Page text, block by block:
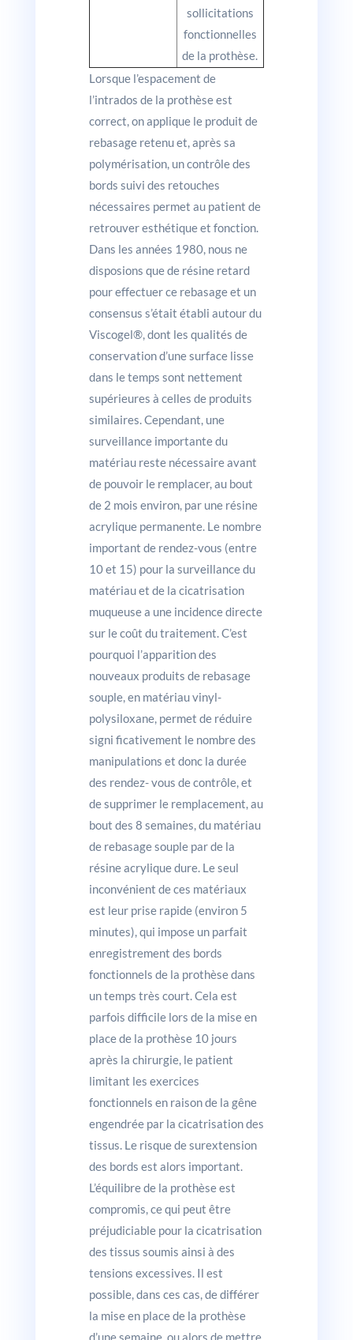
sollicitations
fonctionnelles
de la prothèse.
Lorsque l’espacement de
l’intrados de la prothèse est
correct, on applique le produit de
rebasage retenu et, après sa
polymérisation, un contrôle des
bords suivi des retouches
nécessaires permet au patient de
retrouver esthétique et fonction.
Dans les années 1980, nous ne
disposions que de résine retard
pour effectuer ce rebasage et un
consensus s’était établi autour du
Viscogel®, dont les qualités de
conservation d’une surface lisse
dans le temps sont nettement
supérieures à celles de produits
similaires. Cependant, une
surveillance importante du
matériau reste nécessaire avant
de pouvoir le remplacer, au bout
de 2 mois environ, par une résine
acrylique permanente. Le nombre
important de rendez-vous (entre
10 et 15) pour la surveillance du
matériau et de la cicatrisation
muqueuse a une incidence directe
sur le coût du traitement. C’est
pourquoi l’apparition des
nouveaux produits de rebasage
souple, en matériau vinyl-
polysiloxane, permet de réduire
signi ficativement le nombre des
manipulations et donc la durée
des rendez- vous de contrôle, et
de supprimer le remplacement, au
bout des 8 semaines, du matériau
de rebasage souple par de la
résine acrylique dure. Le seul
inconvénient de ces matériaux
est leur prise rapide (environ 5
minutes), qui impose un parfait
enregistrement des bords
fonctionnels de la prothèse dans
un temps très court. Cela est
parfois difficile lors de la mise en
place de la prothèse 10 jours
après la chirurgie, le patient
limitant les exercices
fonctionnels en raison de la gêne
engendrée par la cicatrisation des
tissus. Le risque de surextension
des bords est alors important.
L’équilibre de la prothèse est
compromis, ce qui peut être
préjudiciable pour la cicatrisation
des tissus soumis ainsi à des
tensions excessives. Il est
possible, dans ces cas, de différer
la mise en place de la prothèse
d’une semaine, ou alors de mettre